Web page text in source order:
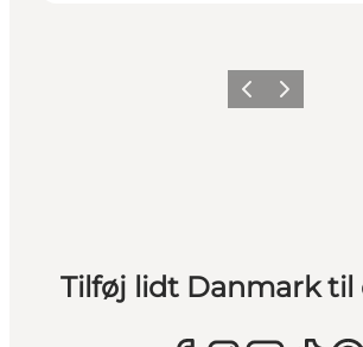
ForrigeNæste
Tilføj lidt Danmark til